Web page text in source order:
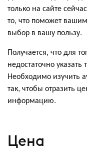
только на сайте
то, что поможет
выбор в вашу пользу.
Получается, что для
недостаточно указать
Необходимо изучить
так, чтобы отразить
информацию.
Цена